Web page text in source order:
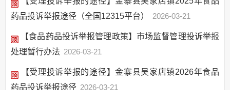
药品投诉举报途径（全国12315平台）
2026-03-21
【食品药品投诉举报管理政策】市场监督管理投诉举报
处理暂行办法 2026-03-21
【受理投诉举报的途径】金寨县吴家店镇2026年食品
药品投诉举报途径 2026-03-21